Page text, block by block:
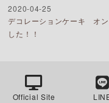
2020-04-25
デコレーションケーキ オン
した！！
Official Site